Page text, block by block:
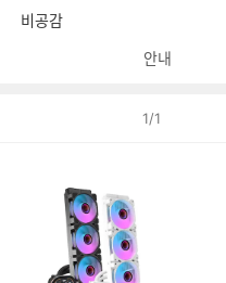
비공감
안내
1/1